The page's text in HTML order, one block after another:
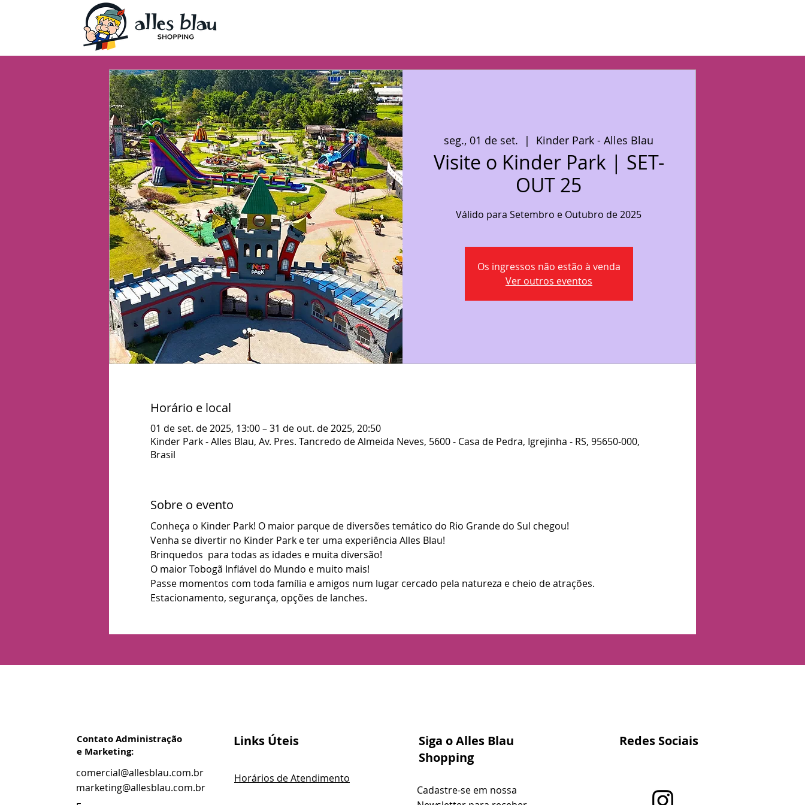
seg., 01 de set.
  |
Kinder Park - Alles Blau
Visite o Kinder Park | SET-
OUT 25
Válido para Setembro e Outubro de 2025
Os ingressos não estão à venda
Ver outros eventos
Horário e local
01 de set. de 2025, 13:00 – 31 de out. de 2025, 20:50
Kinder Park - Alles Blau, Av. Pres. Tancredo de Almeida Neves, 5600 - Casa de Pedra, Igrejinha - RS, 95650-000,
Brasil
Sobre o evento
Conheça o Kinder Park! O maior parque de diversões temático do Rio Grande do Sul chegou!
Venha se divertir no Kinder Park e ter uma experiência Alles Blau!
Brinquedos  para todas as idades e muita diversão!
O maior Tobogã Inflável do Mundo e muito mais!
Passe momentos com toda família e amigos num lugar cercado pela natureza e cheio de atrações.
Estacionamento, segurança, opções de lanches.
Contato Administração
e Marketing:
comercial@allesblau.com.br
marketing@allesblau.com.br
Links Úteis
Horários de Atendimento
Siga o Alles Blau
Shopping
Cadastre-se em nossa
Redes Sociais